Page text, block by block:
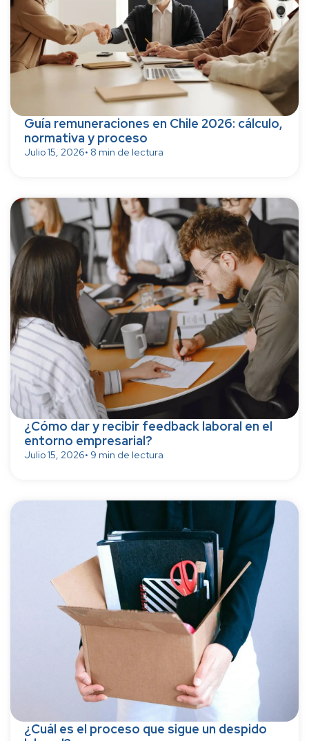
Guía remuneraciones en Chile 2026: cálculo,
normativa y proceso
Julio 15, 2026• 8 min de lectura
¿Cómo dar y recibir feedback laboral en el
entorno empresarial?
Julio 15, 2026• 9 min de lectura
¿Cuál es el proceso que sigue un despido